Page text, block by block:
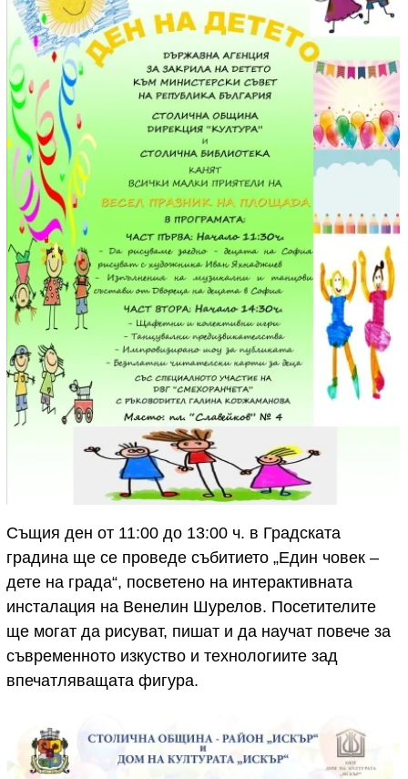
Същия ден от 11:00 до 13:00 ч. в Градската
градина ще се проведе събитието „Един човек –
дете на града“, посветено на интерактивната
инсталация на Венелин Шурелов. Посетителите
ще могат да рисуват, пишат и да научат повече за
съвременното изкуство и технологиите зад
впечатляващата фигура.